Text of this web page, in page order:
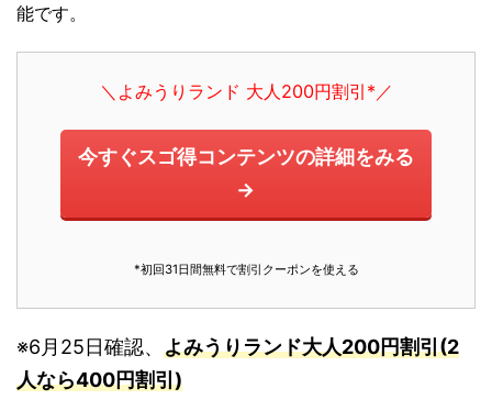
能です。
＼よみうりランド 大人200円割引*／
今すぐスゴ得コンテンツの詳細をみる
→
*初回31日間無料で割引クーポンを使える
※6月25日確認、 よみうりランド大人200円割引(2
人なら400円割引)